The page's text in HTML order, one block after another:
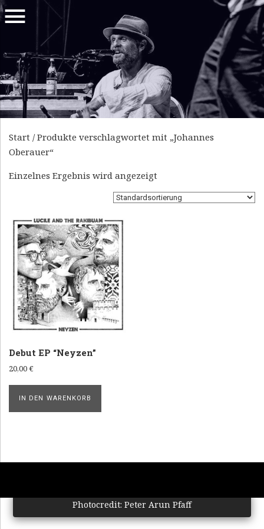
L
U
C
I
L
E
A
D
T
H
E
R
A
K
I
B
U
A
M
EURASIAN
PSYCH
FUSION
MENU
Start / Produkte verschlagwortet mit „Johannes
Oberauer“
Einzelnes Ergebnis wird angezeigt
Debut EP “Neyzen”
20,00 €
IN DEN WARENKORB
Photocredit: Peter Arun Pfaff